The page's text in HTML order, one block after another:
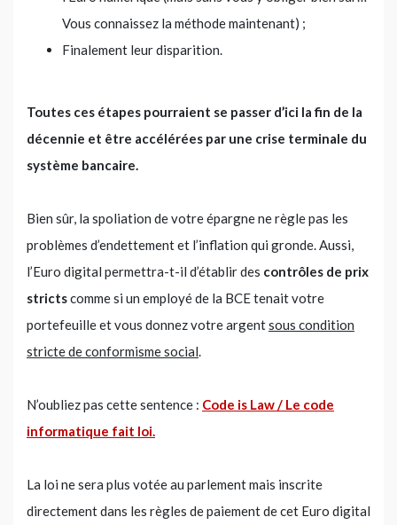
Vous connaissez la méthode maintenant) ;
Finalement leur disparition.
Toutes ces étapes pourraient se passer d’ici la fin de la
décennie et être accélérées par une crise terminale du
système bancaire.
Bien sûr, la spoliation de votre épargne ne règle pas les
problèmes d’endettement et l’inflation qui gronde. Aussi,
l’Euro digital permettra-t-il d’établir des contrôles de prix
strictscomme si un employé de la BCE tenait votre
portefeuille et vous donnez votre argentsous condition
stricte de conformisme social.
N’oubliez pas cette sentence : Code is Law / Le code
informatique fait loi.
La loi ne sera plus votée au parlement mais inscrite
directement dans les règles de paiement de cet Euro digital